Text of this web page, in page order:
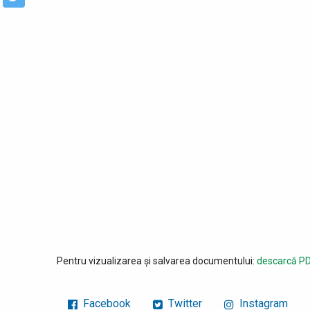
Pentru vizualizarea și salvarea documentului: descarcă
Facebook Twitter Instagram